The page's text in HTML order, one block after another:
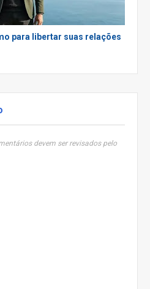
para libertar suas relações
devem ser revisados pelo